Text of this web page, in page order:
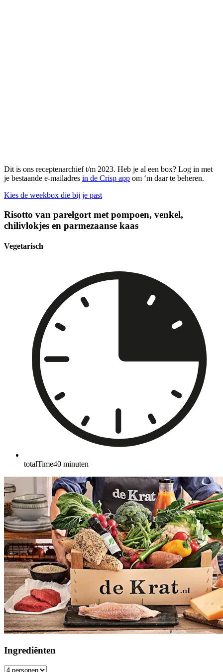
Dit is ons receptenarchief t/m 2023. Heb je al een box? Log in met
je bestaande e-mailadres in de Crisp app om ‘m daar te beheren.
Kies de weekbox die bij je past
Risotto van parelgort met pompoen, venkel,
chilivlokjes en parmezaanse kaas
Vegetarisch
totalTime40 minuten
Ingrediënten